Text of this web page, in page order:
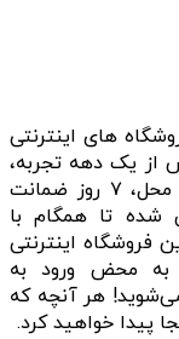
های اینترنتی
از یک دهه تجربه،
با پایبندی به سه اصل کلیدی، پرداخت در محل، ۷ روز ضمانت
شده تا همگام با
فروشگاه اینترنتی
به محض ورود به
می‌شوید! هر آنچه که
پیدا خواهید کرد.